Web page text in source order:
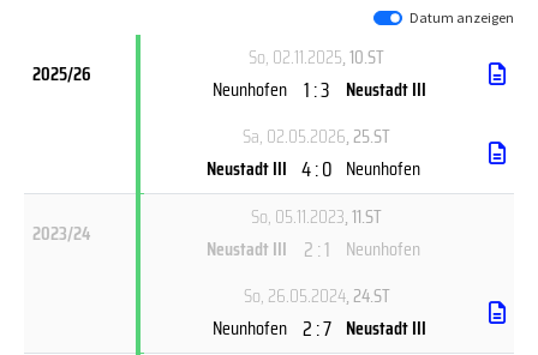
Datum anzeigen
2025/26
So, 02.11.2025, 10.ST
Neunhofen 1 : 3 Neustadt III
Sa, 02.05.2026, 25.ST
Neustadt III 4 : 0 Neunhofen
2023/24
So, 05.11.2023, 11.ST
Neustadt III
2 : 1 Neunhofen
So, 26.05.2024, 24.ST
Neunhofen 2 : 7 Neustadt III